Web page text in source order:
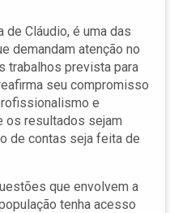
de Cláudio, é uma das
demandam atenção no
trabalhos prevista para
seu compromisso
e
os resultados sejam
de contas seja feita de
que envolvem a
tenha acesso